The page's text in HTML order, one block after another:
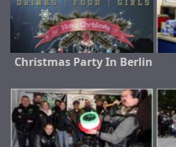
Christmas Party In Berlin